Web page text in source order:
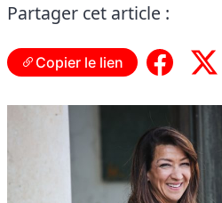
Partager cet article :
Copier le lien